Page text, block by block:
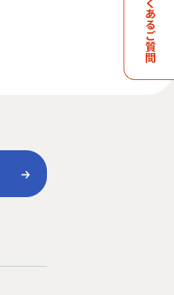
よくあるご質問